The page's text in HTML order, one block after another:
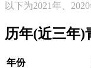
以下为2021年、
历年(近三年)
年份